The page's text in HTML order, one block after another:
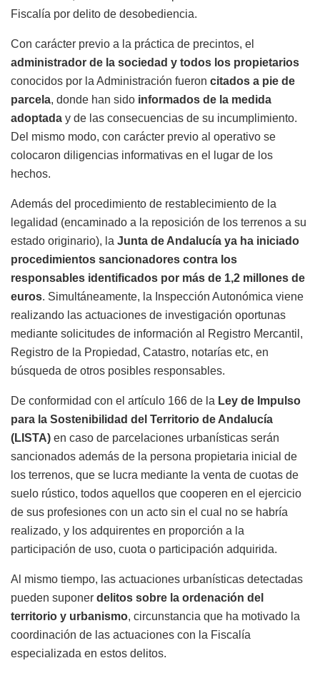
Fiscalía por delito de desobediencia.
Con carácter previo a la práctica de precintos, el
administrador de la sociedad y todos los propietarios
conocidos por la Administración fueron citados a pie de
parcela, donde han sido informados de la medida
adoptada y de las consecuencias de su incumplimiento.
Del mismo modo, con carácter previo al operativo se
colocaron diligencias informativas en el lugar de los
hechos.
Además del procedimiento de restablecimiento de la
legalidad (encaminado a la reposición de los terrenos a su
estado originario), la Junta de Andalucía ya ha iniciado
procedimientos sancionadores contra los
responsables identificados por más de 1,2 millones de
euros. Simultáneamente, la Inspección Autonómica viene
realizando las actuaciones de investigación oportunas
mediante solicitudes de información al Registro Mercantil,
Registro de la Propiedad, Catastro, notarías etc, en
búsqueda de otros posibles responsables.
De conformidad con el artículo 166 de la Ley de Impulso
para la Sostenibilidad del Territorio de Andalucía
(LISTA) en caso de parcelaciones urbanísticas serán
sancionados además de la persona propietaria inicial de
los terrenos, que se lucra mediante la venta de cuotas de
suelo rústico, todos aquellos que cooperen en el ejercicio
de sus profesiones con un acto sin el cual no se habría
realizado, y los adquirentes en proporción a la
participación de uso, cuota o participación adquirida.
Al mismo tiempo, las actuaciones urbanísticas detectadas
pueden suponer delitos sobre la ordenación del
territorio y urbanismo, circunstancia que ha motivado la
coordinación de las actuaciones con la Fiscalía
especializada en estos delitos.